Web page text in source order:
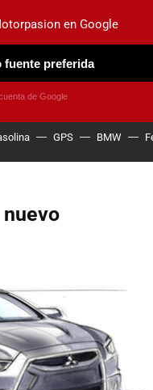
NUEVO
OBSERVATORIO
GPS BMW
en Google
fuente preferida
de Google